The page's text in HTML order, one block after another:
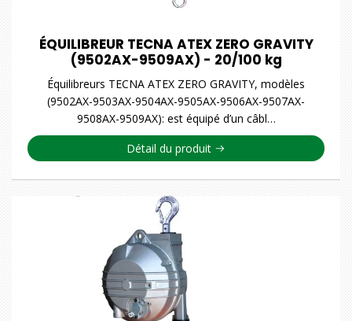
ÉQUILIBREUR TECNA ATEX ZERO GRAVITY
(9502AX-9509AX) - 20/100 kg
Équilibreurs TECNA ATEX ZERO GRAVITY, modèles
(9502AX-9503AX-9504AX-9505AX-9506AX-9507AX-
9508AX-9509AX): est équipé d’un câbl…
Détail du produit